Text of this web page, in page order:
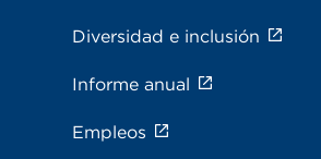
Diversidad e inclusión
Informe anual
Empleos